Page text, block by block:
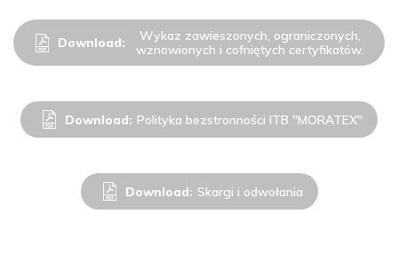
Download:
Wykaz zawieszonych, ograniczonych,
wznowionych i cofniętych certyfikatów.
Download: Polityka bezstronności ITB "MORATEX"
Download: Skargi i odwołania